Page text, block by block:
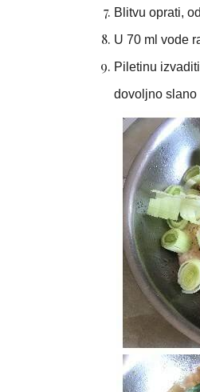
Blitvu oprati,
U 70 ml vode
Piletinu
dovoljno slano